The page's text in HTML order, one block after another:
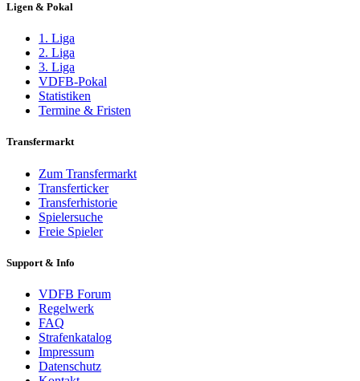
Ligen & Pokal
1. Liga
2. Liga
3. Liga
VDFB-Pokal
Statistiken
Termine & Fristen
Transfermarkt
Zum Transfermarkt
Transferticker
Transferhistorie
Spielersuche
Freie Spieler
Support & Info
VDFB Forum
Regelwerk
FAQ
Strafenkatalog
Impressum
Datenschutz